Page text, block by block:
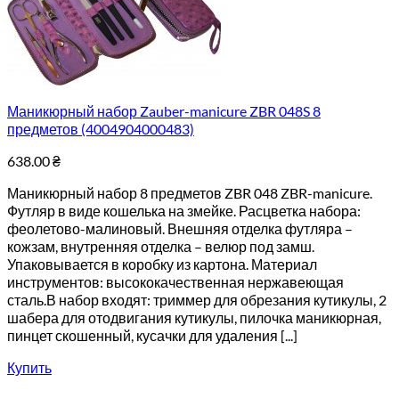
Маникюрный набор Zauber-manicure ZBR 048S 8
предметов (4004904000483)
638.00₴
Маникюрный набор 8 предметов ZBR 048 ZBR-manicure.
Футляр в виде кошелька на змейке. Расцветка набора:
феолетово-малиновый. Внешняя отделка футляра –
кожзам, внутренняя отделка – велюр под замш.
Упаковывается в коробку из картона. Материал
инструментов: высококачественная нержавеющая
сталь.В набор входят: триммер для обрезания кутикулы, 2
шабера для отодвигания кутикулы, пилочка маникюрная,
пинцет скошенный, кусачки для удаления [...]
Купить